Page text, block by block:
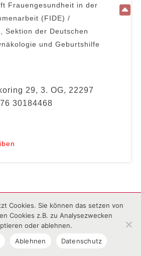
Frauengesundheit in der
(FIDE) /
Sektion der Deutschen
und Geburtshilfe
29, 3. OG, 22297
30184468
Cookies. Sie können das setzen von
Cookies z.B. zu Analysezwecken
oder ablehnen.
Ablehnen Datenschutz